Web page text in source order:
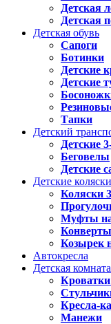
Детская
Детская
Детская обувь
Сапоги
Ботинки
Детские
Детские
Тапки
Детский
Детские
Беговелы
Детские
Детские коляски
Коляски
Муфты
Козырек
Автокресла
Детская комната
Кроватки
Кресла-
Манежи